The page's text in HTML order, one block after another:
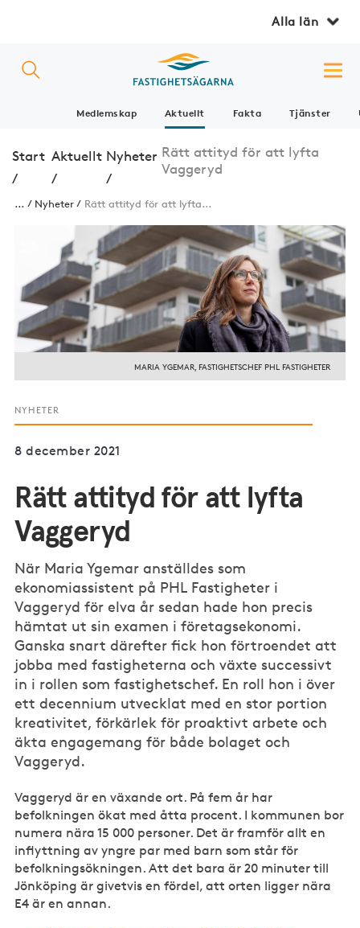
Alla län
Medlemskap Aktuellt Fakta Tjänster
Start
/
Aktuellt
/
Nyheter
/
Rätt attityd för att lyfta
Vaggeryd
... Nyheter Rätt attityd för att lyfta...
MARIA YGEMAR, FASTIGHETSCHEF PHL FASTIGHETER
NYHETER
8 december 2021
Rätt attityd för att lyfta
Vaggeryd
När Maria Ygemar anställdes som
ekonomiassistent på PHL Fastigheter i
Vaggeryd för elva år sedan hade hon precis
hämtat ut sin examen i företagsekonomi.
Ganska snart därefter fick hon förtroendet att
jobba med fastigheterna och växte successivt
in i rollen som fastighetschef. En roll hon i över
ett decennium utvecklat med en stor portion
kreativitet, förkärlek för proaktivt arbete och
äkta engagemang för både bolaget och
Vaggeryd.
Vaggeryd är en växande ort. På fem år har
befolkningen ökat med åtta procent. I kommunen bor
numera nära 15 000 personer. Det är framför allt en
inflyttning av yngre par med barn som står för
befolkningsökningen. Att det bara är 20 minuter till
Jönköping är givetvis en fördel, att orten ligger nära
E4 är en annan.